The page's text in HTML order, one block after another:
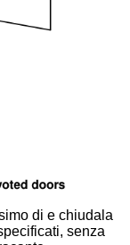
di e chiudala
senza